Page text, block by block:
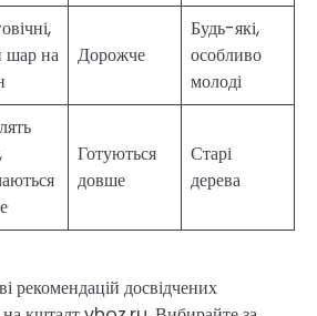
шар на
Дорожче
Будь-які,
особливо
молоді
Готуються
довше
Старі
дерева
рекомендацій досвідчених